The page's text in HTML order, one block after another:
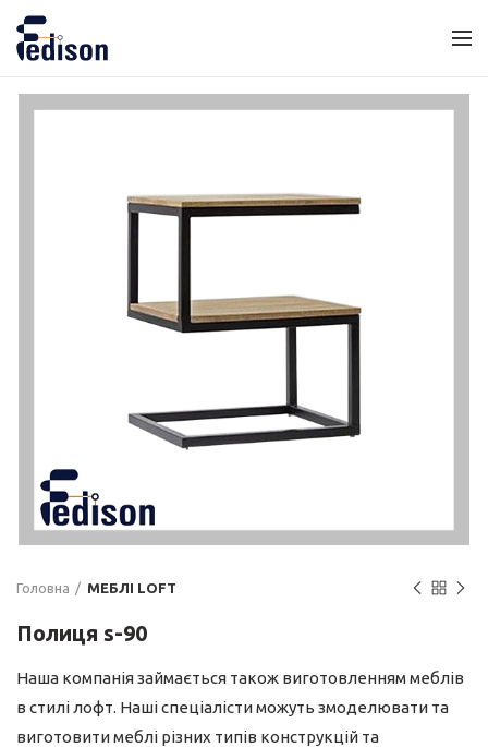
Головна МЕБЛІ LOFT
Полиця s-90
Наша компанія займається також виготовленням меблів
в стилі лофт. Наші спеціалісти можуть змоделювати та
виготовити меблі різних типів конструкцій та